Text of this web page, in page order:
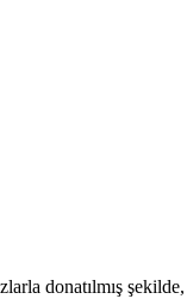
donatılmış